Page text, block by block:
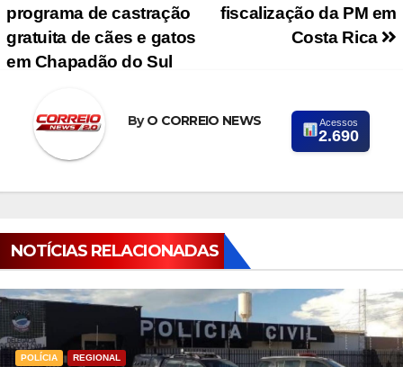
fiscalização da PM em
Costa Rica
programa de castração
gratuita de cães e gatos
em Chapadão do Sul
ByO CORREIO NEWS Acessos
2.690
NOTÍCIAS RELACIONADAS
POLÍCIA REGIONAL